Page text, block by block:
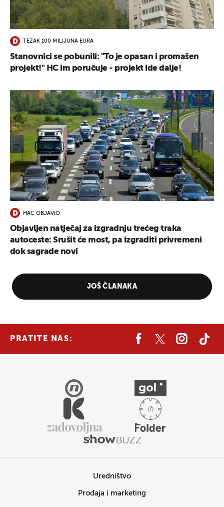
TEŽAK 100 MILIJUNA EURA
Stanovnici se pobunili: "To je opasan i promašen
projekt!" HC im poručuje - projekt ide dalje!
HAC OBJAVIO
Objavljen natječaj za izgradnju trećeg traka
autoceste: Srušit će most, pa izgraditi privremeni
dok sagrade novi
JOŠ ČLANAKA
PRATITE NAS:
Uredništvo
Prodaja i marketing